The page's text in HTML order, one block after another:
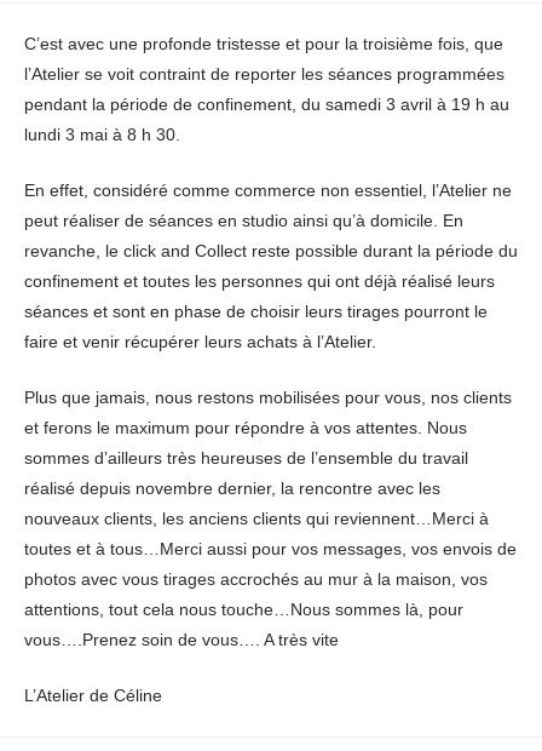
C’est avec une profonde tristesse et pour la troisième fois, que
l’Atelier se voit contraint de reporter les séances programmées
pendant la période de confinement, du samedi 3 avril à 19 h au
lundi 3 mai à 8 h 30.
En effet, considéré comme commerce non essentiel, l’Atelier ne
peut réaliser de séances en studio ainsi qu’à domicile. En
revanche, le click and Collect reste possible durant la période du
confinement et toutes les personnes qui ont déjà réalisé leurs
séances et sont en phase de choisir leurs tirages pourront le
faire et venir récupérer leurs achats à l’Atelier.
Plus que jamais, nous restons mobilisées pour vous, nos clients
et ferons le maximum pour répondre à vos attentes. Nous
sommes d’ailleurs très heureuses de l’ensemble du travail
réalisé depuis novembre dernier, la rencontre avec les
nouveaux clients, les anciens clients qui reviennent…Merci à
toutes et à tous…Merci aussi pour vos messages, vos envois de
photos avec vous tirages accrochés au mur à la maison, vos
attentions, tout cela nous touche…Nous sommes là, pour
vous….Prenez soin de vous…. A très vite
L’Atelier de Céline